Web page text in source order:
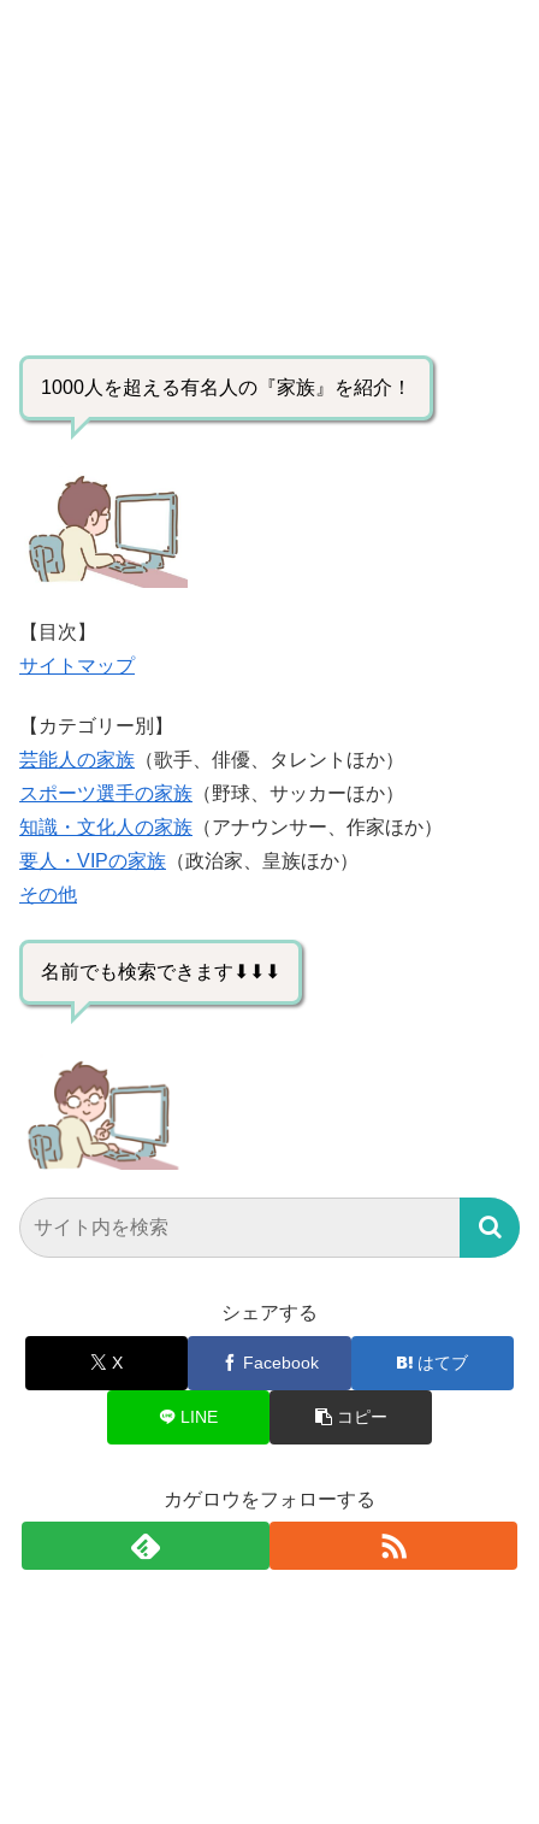
1000人を超える有名人の『家族』を紹介！
【目次】
サイトマップ
【カテゴリー別】
芸能人の家族 （歌手、俳優、タレントほか）
スポーツ選手の家族 （野球、サッカーほか）
知識・文化人の家族 （アナウンサー、作家ほか）
要人・VIPの家族 （政治家、皇族ほか）
その他
名前でも検索できます⬇⬇⬇
シェアする
X Facebook はてブ
LINE コピー
カゲロウをフォローする